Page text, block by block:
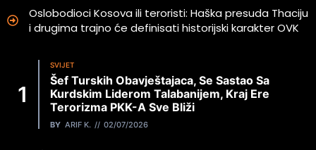
Oslobodioci Kosova ili teroristi: Haška presuda Thaciju
i drugima trajno će definisati historijski karakter OVK
SVIJET
Šef Turskih Obavještajaca, Se Sastao Sa
Kurdskim Liderom Talabanijem, Kraj Ere
Terorizma PKK-A Sve Bliži
BY ARIF K. 02/07/2026